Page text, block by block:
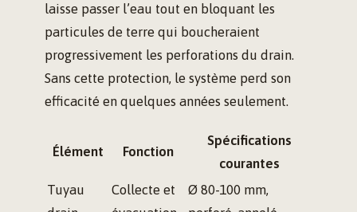
laisse passer l’eau tout en bloquant les
particules de terre qui boucheraient
progressivement les perforations du drain.
Sans cette protection, le système perd son
efficacité en quelques années seulement.
Élément Fonction
Spécifications
courantes
Tuyau
Collecte et
Ø 80-100 mm,